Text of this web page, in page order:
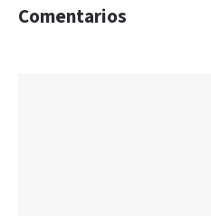
Comentarios